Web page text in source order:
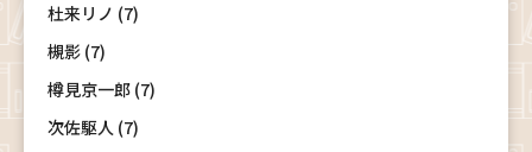
杜来リノ (7)
槻影 (7)
樽見京一郎 (7)
次佐駆人 (7)